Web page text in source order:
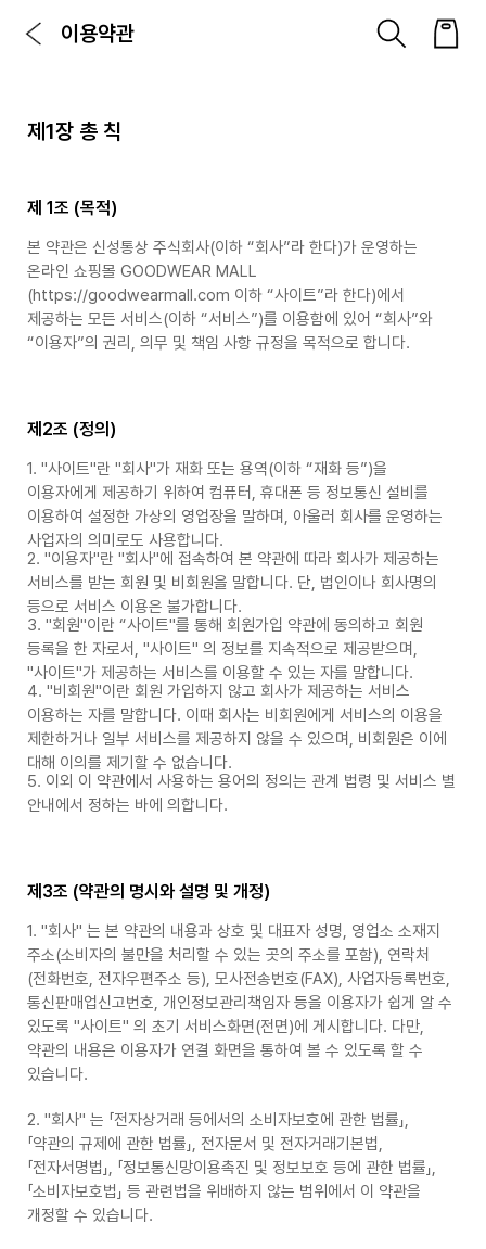
이용약관
제1장 총 칙
제 1조 (목적)
본 약관은 신성통상 주식회사(이하 “회사”라 한다)가 운영하는
온라인 쇼핑몰 GOODWEAR MALL
(https://goodwearmall.com 이하 “사이트”라 한다)에서
제공하는 모든 서비스(이하 “서비스”)를 이용함에 있어 “회사”와
“이용자”의 권리, 의무 및 책임 사항 규정을 목적으로 합니다.
제2조 (정의)
1. "사이트"란 "회사"가 재화 또는 용역(이하 “재화 등”)을
이용자에게 제공하기 위하여 컴퓨터, 휴대폰 등 정보통신 설비를
이용하여 설정한 가상의 영업장을 말하며, 아울러 회사를 운영하는
사업자의 의미로도 사용합니다.
2. "이용자"란 "회사"에 접속하여 본 약관에 따라 회사가 제공하는
서비스를 받는 회원 및 비회원을 말합니다. 단, 법인이나 회사명의
등으로 서비스 이용은 불가합니다.
3. "회원"이란 “사이트"를 통해 회원가입 약관에 동의하고 회원
등록을 한 자로서, "사이트" 의 정보를 지속적으로 제공받으며,
"사이트"가 제공하는 서비스를 이용할 수 있는 자를 말합니다.
4. "비회원"이란 회원 가입하지 않고 회사가 제공하는 서비스
이용하는 자를 말합니다. 이때 회사는 비회원에게 서비스의 이용을
제한하거나 일부 서비스를 제공하지 않을 수 있으며, 비회원은 이에
대해 이의를 제기할 수 없습니다.
5. 이외 이 약관에서 사용하는 용어의 정의는 관계 법령 및 서비스 별
안내에서 정하는 바에 의합니다.
제3조 (약관의 명시와 설명 및 개정)
1. "회사" 는 본 약관의 내용과 상호 및 대표자 성명, 영업소 소재지
주소(소비자의 불만을 처리할 수 있는 곳의 주소를 포함), 연락처
(전화번호, 전자우편주소 등), 모사전송번호(FAX), 사업자등록번호,
통신판매업신고번호, 개인정보관리책임자 등을 이용자가 쉽게 알 수
있도록 "사이트" 의 초기 서비스화면(전면)에 게시합니다. 다만,
약관의 내용은 이용자가 연결 화면을 통하여 볼 수 있도록 할 수
있습니다.
2. "회사" 는 「전자상거래 등에서의 소비자보호에 관한 법률」,
「약관의 규제에 관한 법률」, 전자문서 및 전자거래기본법,
「전자서명법」, 「정보통신망이용촉진 및 정보보호 등에 관한 법률」,
「소비자보호법」 등 관련법을 위배하지 않는 범위에서 이 약관을
개정할 수 있습니다.